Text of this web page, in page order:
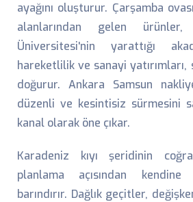
ayağını oluşturur. Çarşamba
alanlarından gelen ürünler,
Üniversitesi'nin yarattığı
hareketlilik ve sanayi yatırımları,
doğurur. Ankara Samsun
düzenli ve kesintisiz sürmesini
kanal olarak öne çıkar.
Karadeniz kıyı şeridinin
planlama açısından
barındırır. Dağlık geçitler,